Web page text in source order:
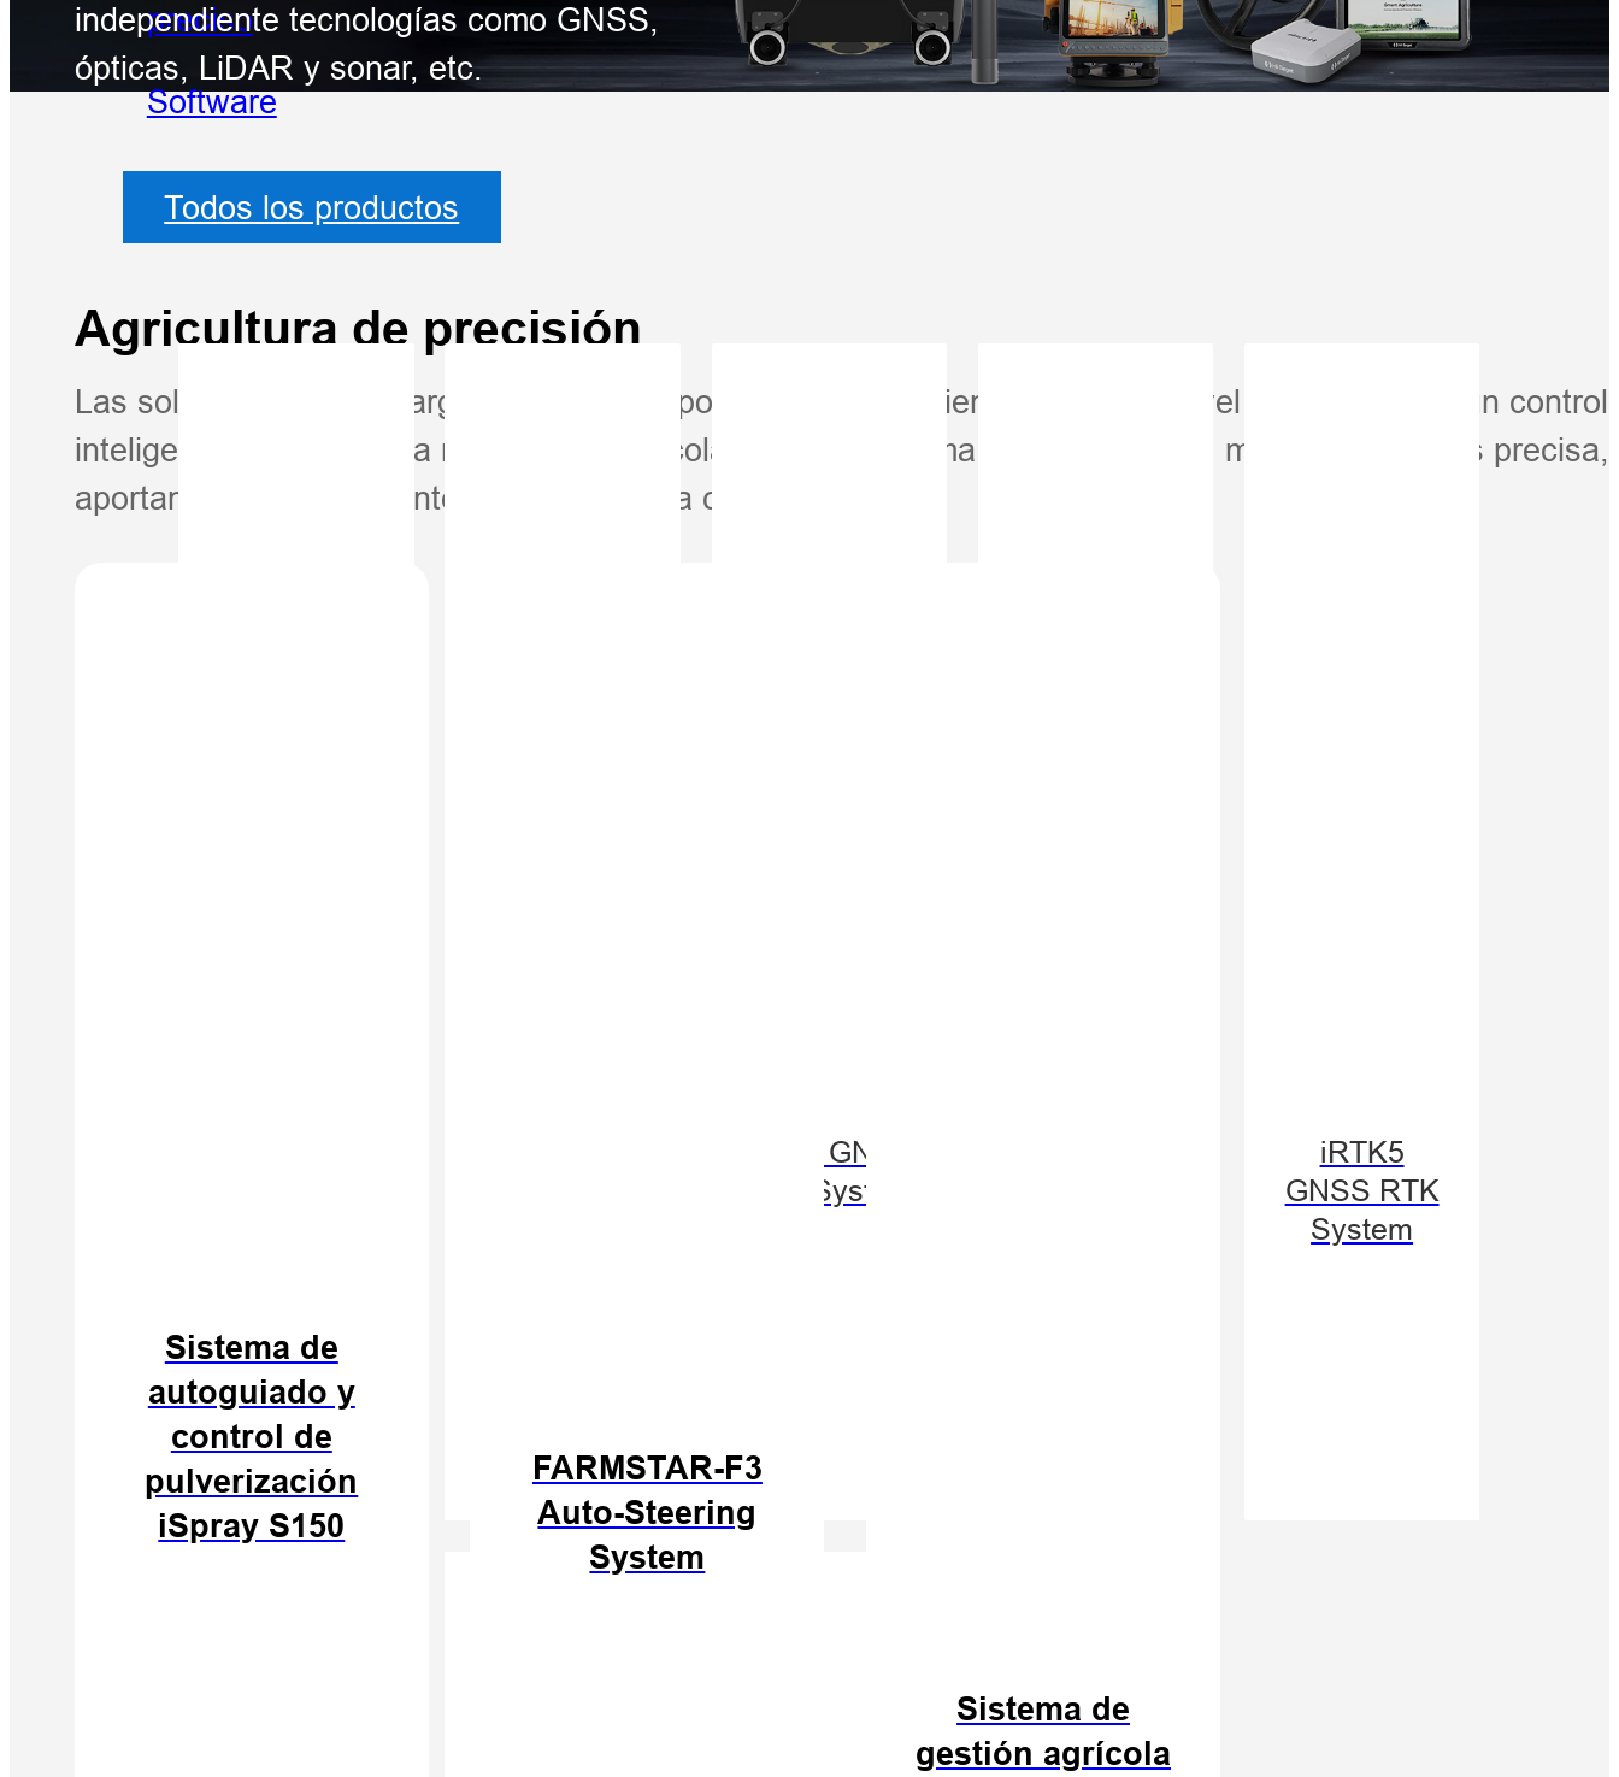
preciso
Software
Todos los productos
Sistema
láser RTK
V600L
vRTK GNSS
RTK System
iRTK5
GNSS RTK
System
independiente tecnologías como GNSS,
ópticas, LiDAR y sonar, etc.
Agricultura de precisión
Las soluciones de Hi-Target, impulsadas por un posicionamiento GNSS de nivel centimétrico y un control
inteligente, hacen que la maquinaria agrícola trabaje de forma más inteligente, más rápida y más precisa,
aportando eficiencia e inteligencia digital a cada campo.
Sistema de
autoguiado y
control de
pulverización
iSpray S150
FARMSTAR-F3
Auto-Steering
System
Sistema de
gestión agrícola